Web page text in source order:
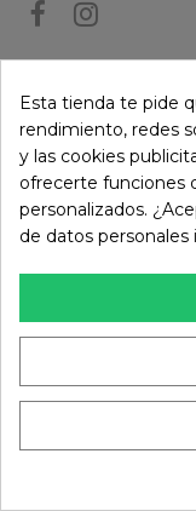
Puede darse de baja en
información de contacto
Esta tienda te pide
rendimiento, redes
y las cookies
ofrecerte funciones
personalizados.
de datos personales